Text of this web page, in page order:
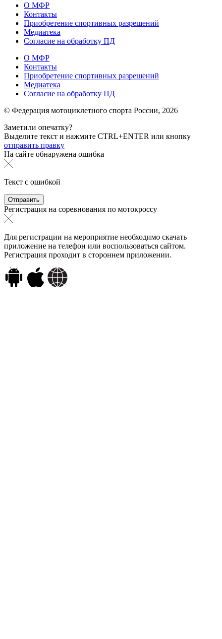
О МФР
Контакты
Приобретение спортивных разрешений
Медиатека
Согласие на обработку ПД
О МФР
Контакты
Приобретение спортивных разрешений
Медиатека
Согласие на обработку ПД
© Федерация мотоциклетного спорта России, 2026
Заметили опечатку?
Выделите текст и нажмите CTRL+ENTER или кнопку
отправить правку
На сайте обнаружена ошибка
Текст с ошибкой
Регистрация на соревнования по мотокроссу
Для регистрации на мероприятие необходимо скачать
приложение на телефон или воспользоваться сайтом.
Регистрация проходит в стороннем приложении.